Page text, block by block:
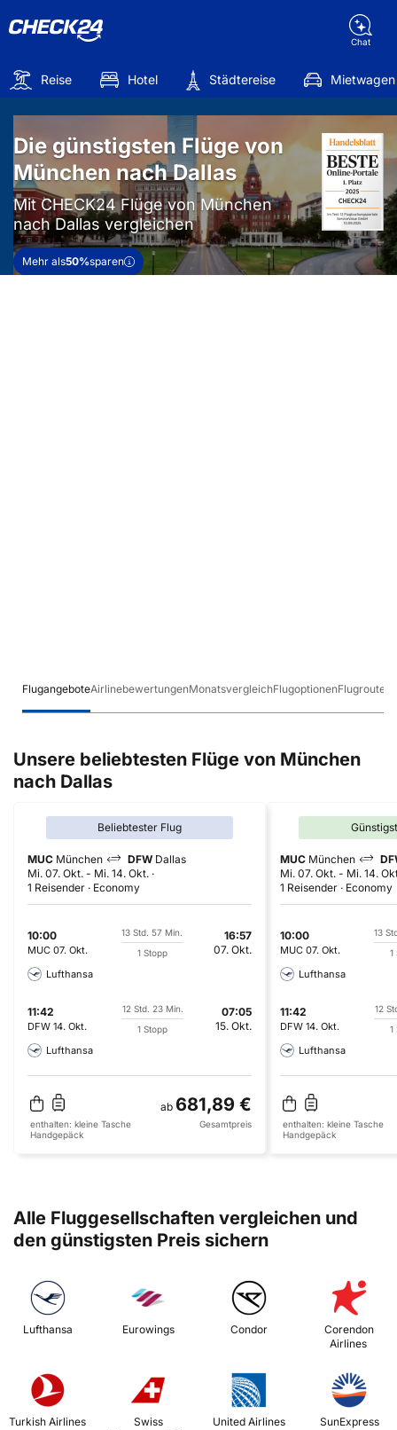
Chat
Reise Hotel Städtereise Mietwagen
Die günstigsten Flüge von
München nach Dallas
Mit CHECK24 Flüge von München
nach Dallas vergleichen
Mehr als50%sparen
FlugangeboteAirlinebewertungenMonatsvergleichFlugoptionenFlugrouten
Unsere beliebtesten Flüge von München
nach Dallas
Beliebtester Flug
MUC München DFW Dallas
Mi. 07. Okt. - Mi. 14. Okt.
1 Reisender
Economy
10:00
MUC 07. Okt.
13 Std. 57 Min.
1 Stopp
16:57
07. Okt.
Lufthansa
11:42
DFW 14. Okt.
12 Std. 23 Min.
1 Stopp
07:05
15. Okt.
Lufthansa
ab 681,89 €
enthalten: kleine Tasche
Handgepäck
Gesamtpreis
MUC München
Mi. 07. Okt. - Mi. 14.
1 Reisender
Economy
10:00
MUC 07. Okt.
13
1
Lufthansa
11:42
DFW 14. Okt.
12
1
Lufthansa
enthalten: kleine Tasche
Handgepäck
Alle Fluggesellschaften vergleichen und
den günstigsten Preis sichern
Lufthansa Eurowings Condor
Corendon
Airlines
Turkish Airlines United Airlines